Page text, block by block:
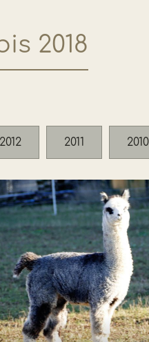
2018
2012 2011 2010